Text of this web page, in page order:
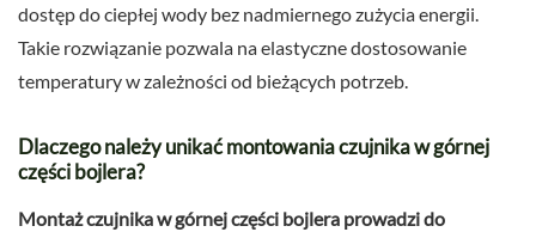
dostęp do ciepłej wody bez nadmiernego zużycia energii.
Takie rozwiązanie pozwala na elastyczne dostosowanie
temperatury w zależności od bieżących potrzeb.
Dlaczego należy unikać montowania czujnika w górnej
części bojlera?
Montaż czujnika w górnej części bojlera prowadzi do